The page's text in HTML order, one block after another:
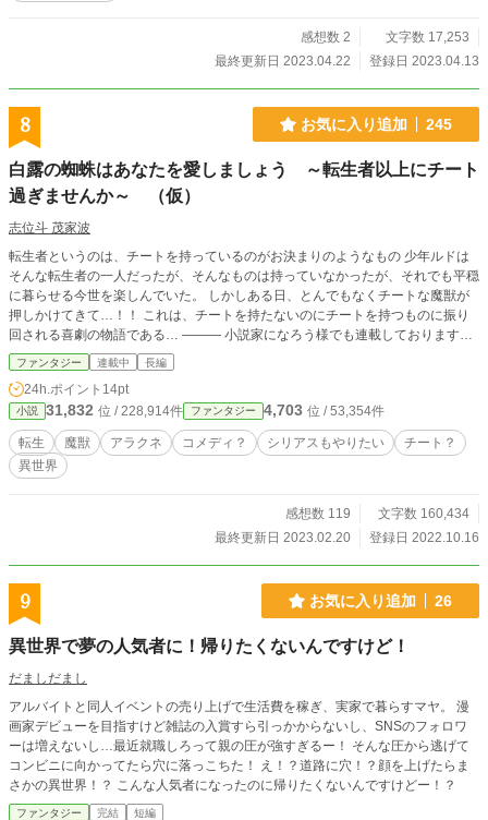
感想数 2
文字数 17,253
最終更新日 2023.04.22
登録日 2023.04.13
8 お気に入り追加 245
白露の蜘蛛はあなたを愛しましょう ～転生者以上にチート
過ぎませんか～ （仮）
志位斗 茂家波
転生者というのは、チートを持っているのがお決まりのようなもの 少年ルドは
そんな転生者の一人だったが、そんなものは持っていなかったが、それでも平穏
に暮らせる今世を楽しんでいた。 しかしある日、とんでもなくチートな魔獣が
押しかけてきて…！！ これは、チートを持たないのにチートを持つものに振り
回される喜劇の物語である… ――― 小説家になろう様でも連載しております。
誤字脱字報告、その他意見などありましたら是非コメントをどうぞ。
ファンタジー 連載中 長編
24h.ポイント 14pt
小説 31,832 位 / 228,914件 ファンタジー 4,703 位 / 53,354件
転生 魔獣 アラクネ コメディ？ シリアスもやりたい
チート？
異世界
感想数 119
文字数 160,434
最終更新日 2023.02.20
登録日 2022.10.16
9 お気に入り追加 26
異世界で夢の人気者に！帰りたくないんですけど！
だましだまし
アルバイトと同人イベントの売り上げで生活費を稼ぎ、実家で暮らすマヤ。 漫
画家デビューを目指すけど雑誌の入賞すら引っかからないし、SNSのフォロワ
ーは増えないし…最近就職しろって親の圧が強すぎるー！ そんな圧から逃げて
コンビニに向かってたら穴に落っこちた！ え！？道路に穴！？顔を上げたらま
さかの異世界！？ こんな人気者になったのに帰りたくないんですけどー！？
ファンタジー 完結 短編